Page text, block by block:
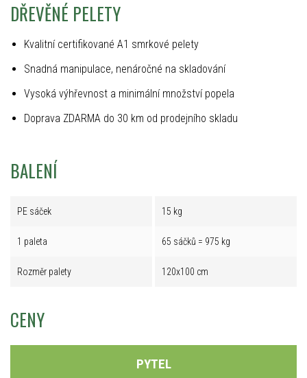
DŘEVĚNÉ PELETY
Kvalitní certifikované A1 smrkové pelety
Snadná manipulace, nenáročné na skladování
Vysoká výhřevnost a minimální množství popela
Doprava ZDARMA do 30 km od prodejního skladu
BALENÍ
PE sáček 15 kg
1 paleta 65 sáčků = 975 kg
Rozměr palety 120x100 cm
CENY
PYTEL